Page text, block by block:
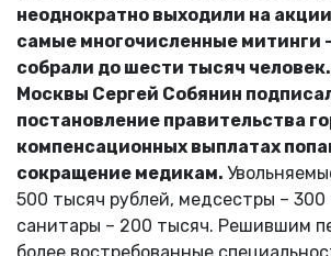
неоднократно выходили на
самые многочисленные митинги
собрали до шести тысяч
Москвы Сергей Собянин
постановление правительства
компенсационных выплатах
сокращение медикам.
500 тысяч рублей, медсестры – 300
санитары – 200 тысяч. Решившим